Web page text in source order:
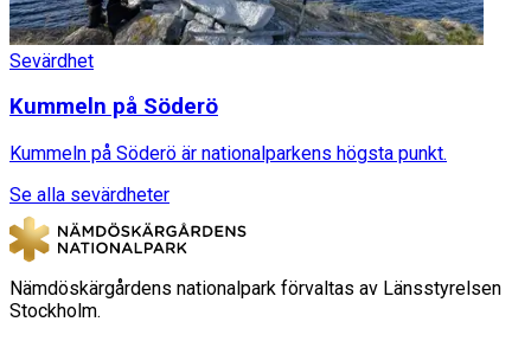
Sevärdhet
Kummeln på Söderö
Kummeln på Söderö är nationalparkens högsta punkt.
Se alla sevärdheter
Nämdöskärgårdens nationalpark förvaltas av Länsstyrelsen
Stockholm.